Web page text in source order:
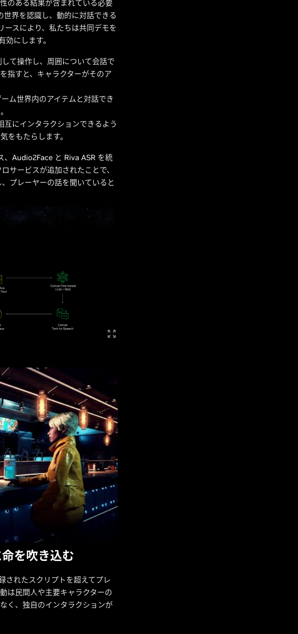
のある結果が含まれている必要
界を認識し、動的に対話できる
スにより、私たちは共同デモを
にします。
て操作し、周囲について会話で
指すと、キャラクターがそのア
ム世界内のアイテムと対話でき
にインタラクションできるよう
をもたらします。
、Audio2Face と Riva ASR を統
サービスが追加されたことで、
プレーヤーの話を聞いていると
を吹き込む
されたスクリプトを超えてプレ
は民間人や主要キャラクターの
く、独自のインタラクションが